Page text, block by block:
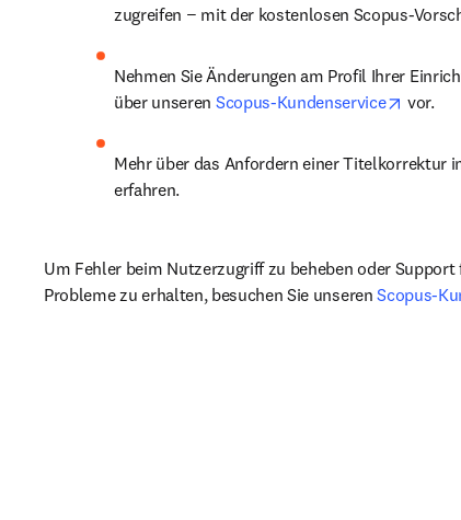
zugreifen − mit der kostenlosen Scopus-
Nehmen Sie Änderungen am Profil Ihrer
über unseren Scopus-Kundenservice opens
vor.
Mehr über das Anfordern einer Titelkorrektur
erfahren.
Um Fehler beim Nutzerzugriff zu beheben oder Support
Probleme zu erhalten, besuchen Sie unseren Scopus-